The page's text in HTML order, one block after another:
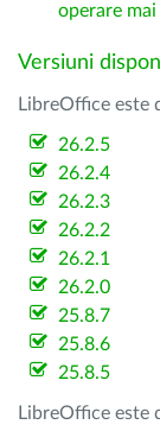
operare
Versiuni
LibreOffice este
26.2.5
26.2.4
26.2.3
26.2.2
26.2.1
26.2.0
25.8.7
25.8.6
25.8.5
LibreOffice este